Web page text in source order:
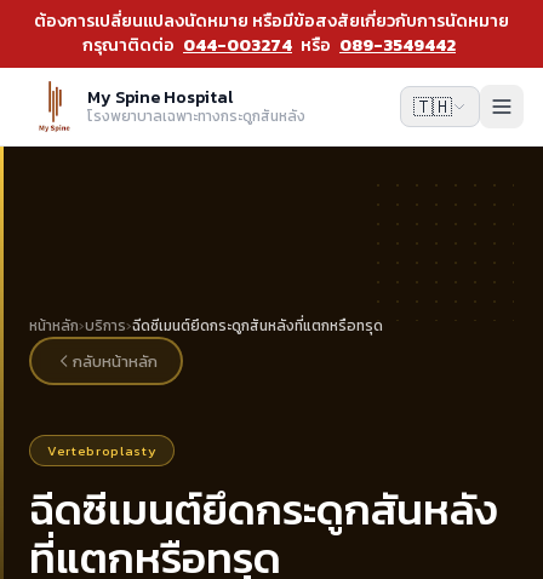
ต้องการเปลี่ยนแปลงนัดหมาย หรือมีข้อสงสัยเกี่ยวกับการนัดหมาย
กรุณาติดต่อ 044-003274 หรือ 089-3549442
My Spine Hospital
โรงพยาบาลเฉพาะทางกระดูกสันหลัง 🇹🇭
หน้าหลัก›บริการ›ฉีดซีเมนต์ยึดกระดูกสันหลังที่แตกหรือทรุด
กลับหน้าหลัก
Vertebroplasty
ฉีดซีเมนต์ยึดกระดูกสันหลัง
ที่แตกหรือทรุด